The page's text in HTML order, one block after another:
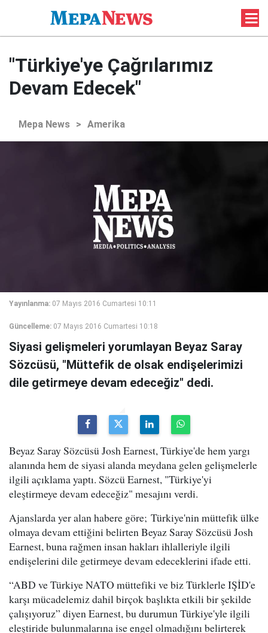
"Türkiye'ye Çağrılarımız
Devam Edecek"
Mepa News > Amerika
Yayınlanma: 07 Mayıs 2016 Cumartesi 10:11
Güncelleme: 07 Mayıs 2016 Cumartesi 10:18
Siyasi gelişmeleri yorumlayan Beyaz Saray
Sözcüsü, "Müttefik de olsak endişelerimizi
dile getirmeye devam edeceğiz" dedi.
Beyaz Saray Sözcüsü Josh Earnest, Türkiye'de hem yargı
alanında hem de siyasi alanda meydana gelen gelişmelerle
ilgili açıklama yaptı. Sözcü Earnest, "Türkiye'yi
eleştirmeye devam edeceğiz" mesajını verdi.
Ajanslarda yer alan habere göre; Türkiye'nin müttefik ülke
olmaya devam ettiğini belirten Beyaz Saray Sözcüsü Josh
Earnest, buna rağmen insan hakları ihlalleriyle ilgili
endişelerini dile getirmeye devam edeceklerini ifade etti.
“ABD ve Türkiye NATO müttefiki ve biz Türklerle IŞİD'e
karşı mücadelemiz dahil birçok başlıkta etkili bir şekilde
çalışıyoruz” diyen Earnest, bu durumun Türkiye'yle ilgili
eleştiride bulunmalarına ise engel olmadığını belirterek